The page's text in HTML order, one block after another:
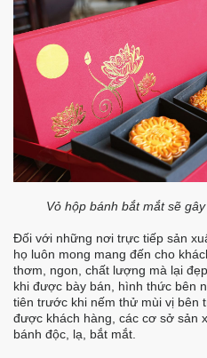
Vỏ hộp bánh bắt mắt sẽ
Đối với những nơi trực tiếp sản
họ luôn mong mang đến cho
thơm, ngon, chất lượng mà lại
khi được bày bán, hình thức bên
tiên trước khi nếm thử mùi vị bên
được khách hàng, các cơ sở sản
bánh độc, lạ, bắt mắt.